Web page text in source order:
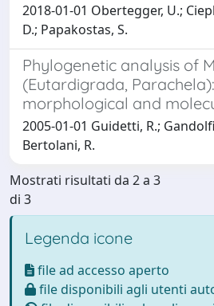
2018-01-01 Obertegger, U.;
D.; Papakostas, S.
Phylogenetic analysis of
(Eutardigrada,
morphological and
2005-01-01 Guidetti, R.;
Bertolani, R.
Mostrati risultati da 2 a 3
di 3
Legenda icone
file ad accesso aperto
file disponibili agli utenti